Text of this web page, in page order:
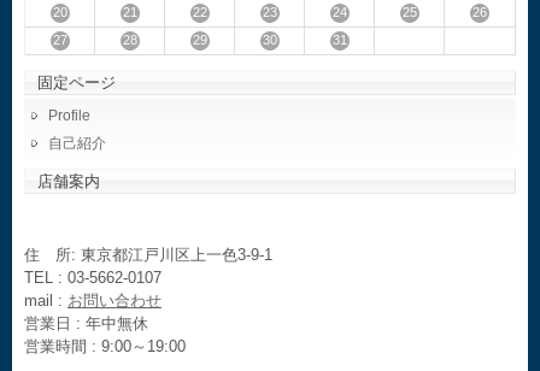
20
21 22 23 24 25
26
27
28 29 30 31
固定ページ
Profile
自己紹介
店舗案内
住 所: 東京都江戸川区上一色3-9-1
TEL : 03-5662-0107
mail : お問い合わせ
営業日 : 年中無休
営業時間 : 9:00～19:00